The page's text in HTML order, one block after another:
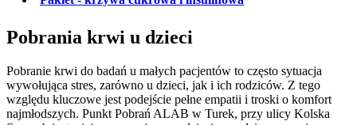
Pobrania krwi u dzieci
Pobranie krwi do badań u małych pacjentów to często sytuacja
wywołująca stres, zarówno u dzieci, jak i ich rodziców. Z tego
względu kluczowe jest podejście pełne empatii i troski o komfort
najmłodszych. Punkt Pobrań ALAB w Turek, przy ulicy Kolska